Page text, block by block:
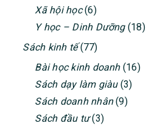
Xã hội học(6)
Y học – Dinh Dưỡng(18)
Sách kinh tế(77)
Bài học kinh doanh(16)
Sách dạy làm giàu(3)
Sách doanh nhân(9)
Sách đầu tư(3)